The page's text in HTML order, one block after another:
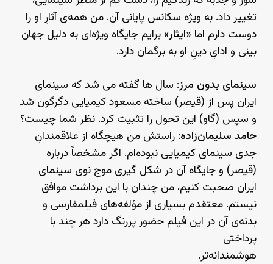
تغییر داد. به ویژه سکانس پایانی آن. من همه‌ی آثارِ او را
دوست دارم اما «ایثار» برایم جایگاه ویژه‌ای به دلیل جهان
بینی و ادایِ دینِ او به برگمان دارد.
سینمای بدون مرز: سال ها گفته می شد که سینمای
ایران پس از (قیصر) ساخته مسعود کیمیایی دگرگون شد
و سپس (گاو) این تحول را تثبیت کرد. نظر شما چیست؟
حامد سلیمان‌زاده: راستش من هیچگاه از علاقمندانِ
جدی سینمای کیمیایی نبوده‌ام. اگر مشخصاً درباره
(قیصر) و جایگاه آن در شکل گیری موج نوی سینمای
ایران صحبت کنیم، من چندان با این برداشت موافق
نیستم. معتقدم بسیاری از مؤلفه‌های فیلمفارسی و
بدنه‌ی آن در این فیلم حضور پررنگ دارد هر چند با
پرداختی
هوشمندانه‌تر.